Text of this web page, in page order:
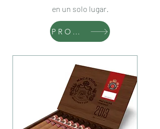
en un solo lugar.
PRODUCTOS